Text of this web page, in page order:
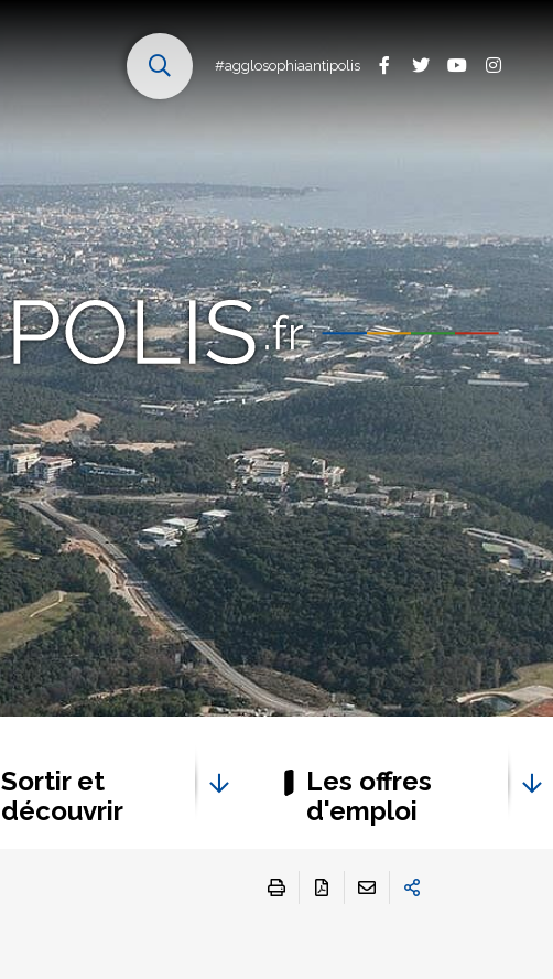
#agglosophiaantipolis
Sortir et
découvrir
Les offres
d'emploi